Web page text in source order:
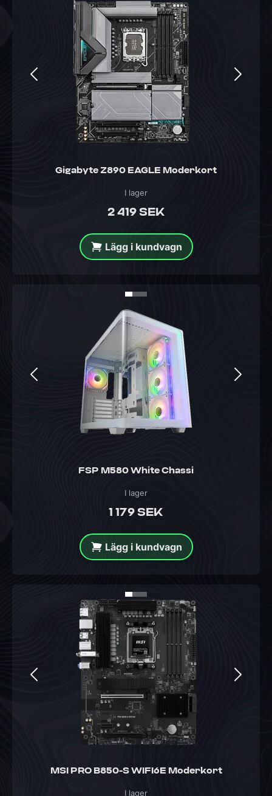
Gigabyte Z890 EAGLE Moderkort
2 419 SEK
I lager
Lägg i kundvagn
FSP M580 White Chassi
1 179 SEK
I lager
Lägg i kundvagn
MSI PRO B850-S WIFI6E Moderkort
I lager